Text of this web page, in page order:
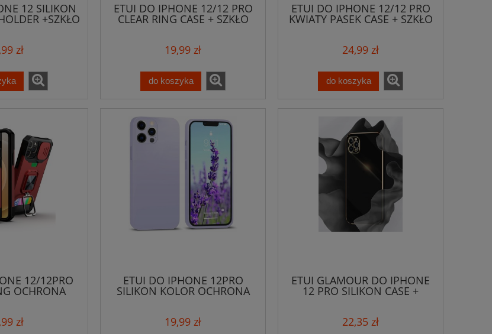
12 SILIKON
+SZKŁO
zł
ETUI DO IPHONE 12/12 PRO
CLEAR RING CASE + SZKŁO
19,99 zł
do koszyka
ETUI DO IPHONE 12/12 PRO
KWIATY PASEK CASE + SZKŁO
24,99 zł
do koszyka
12/12PRO
OCHRONA
zł
ETUI DO IPHONE 12PRO
SILIKON KOLOR OCHRONA
19,99 zł
ETUI GLAMOUR DO IPHONE
12 PRO SILIKON CASE +
22,35 zł